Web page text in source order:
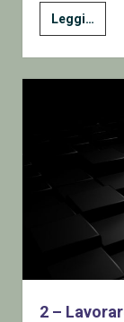
Leggi…
–
con
2 –